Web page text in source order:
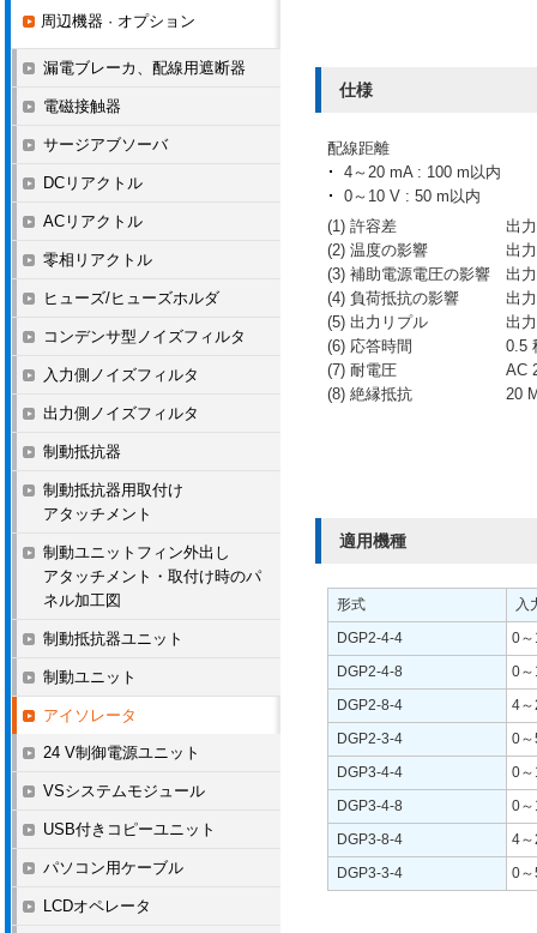
仕様
配線距離
4～20 mA : 100 m以内
0～10 V : 50 m以内
(1) 許容差
出
(2) 温度の影響
出
(3) 補助電源電圧の影響
出
(4) 負荷抵抗の影響
出
(5) 出力リプル
出
(6) 応答時間
0.5
(7) 耐電圧
AC
(8) 絶縁抵抗
20
適用機種
形式
入
DGP2-4-4
0
DGP2-4-8
0
DGP2-8-4
4
DGP2-3-4
0
DGP3-4-4
0
DGP3-4-8
0
DGP3-8-4
4
DGP3-3-4
0
周辺機器 · オプション
漏電ブレーカ、配線用遮断器
電磁接触器
サージアブソーバ
DCリアクトル
ACリアクトル
零相リアクトル
ヒューズ/ヒューズホルダ
コンデンサ型ノイズフィルタ
入力側ノイズフィルタ
出力側ノイズフィルタ
制動抵抗器
制動抵抗器用取付け
アタッチメント
制動ユニットフィン外出し
アタッチメント・取付け時のパ
ネル加工図
制動抵抗器ユニット
制動ユニット
アイソレータ
24 V制御電源ユニット
VSシステムモジュール
USB付きコピーユニット
パソコン用ケーブル
LCDオペレータ